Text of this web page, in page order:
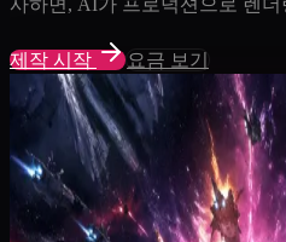
제작 시작 요금 보기